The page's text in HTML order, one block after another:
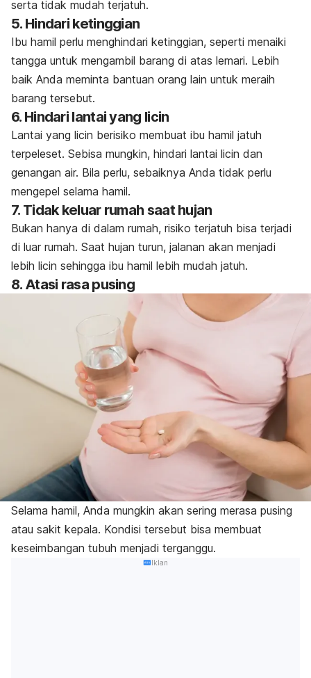
serta tidak mudah terjatuh.
5. Hindari ketinggian
Ibu hamil perlu menghindari ketinggian, seperti menaiki
tangga untuk mengambil barang di atas lemari. Lebih
baik Anda meminta bantuan orang lain untuk meraih
barang tersebut.
6. Hindari lantai yang licin
Lantai yang licin berisiko membuat ibu hamil jatuh
terpeleset. Sebisa mungkin, hindari lantai licin dan
genangan air. Bila perlu, sebaiknya Anda tidak perlu
mengepel selama hamil.
7. Tidak keluar rumah saat hujan
Bukan hanya di dalam rumah, risiko terjatuh bisa terjadi
di luar rumah. Saat hujan turun, jalanan akan menjadi
lebih licin sehingga ibu hamil lebih mudah jatuh.
8. Atasi rasa pusing
Selama hamil, Anda mungkin akan sering merasa pusing
atau sakit kepala. Kondisi tersebut bisa membuat
keseimbangan tubuh menjadi terganggu.
Iklan